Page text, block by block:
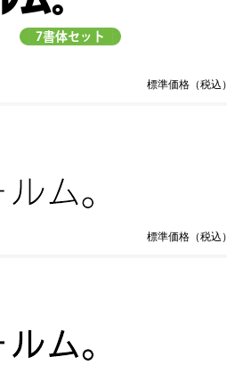
標準価格（税込）
標準価格（税込）